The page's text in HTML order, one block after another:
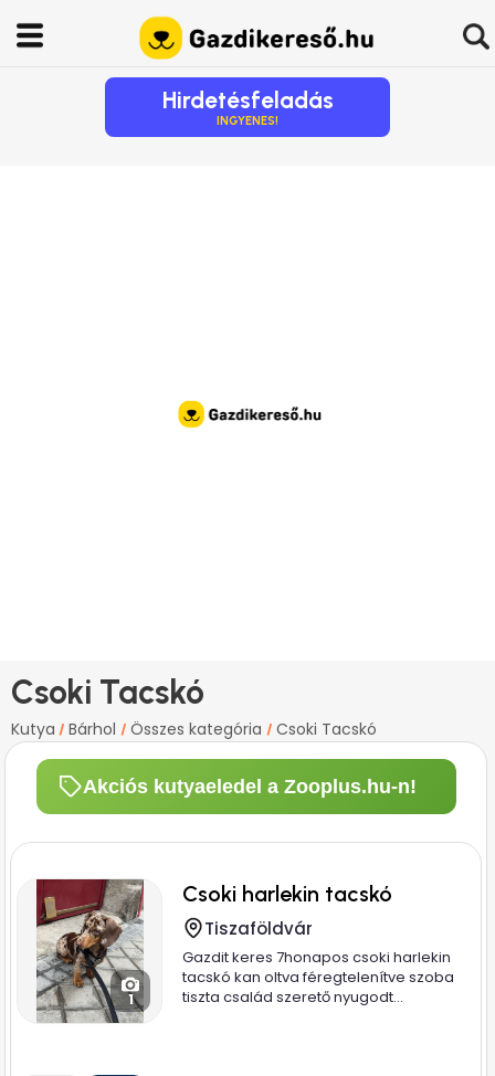
Hirdetésfeladás
INGYENES!
Csoki Tacskó
Kutya / Bárhol / Összes kategória / Csoki Tacskó
Akciós kutyaeledel a Zooplus.hu-n!
1
Csoki harlekin tacskó
Tiszaföldvár
Gazdit keres 7honapos csoki harlekin
tacskó kan oltva féregtelenítve szoba
tiszta család szerető nyugodt...